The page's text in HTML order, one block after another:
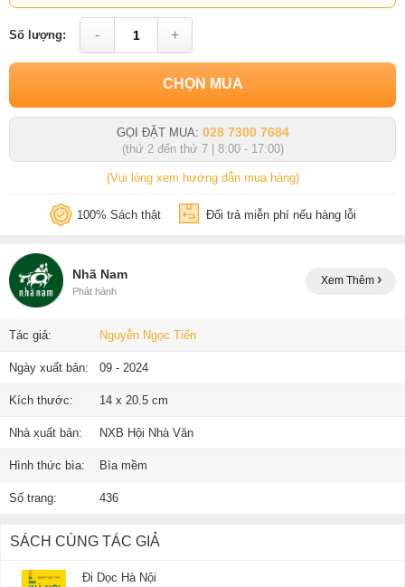
Số lượng: - +
CHỌN MUA
GỌI ĐẶT MUA: 028 7300 7684
(thứ 2 đến thứ 7 | 8:00 - 17:00)
(Vui lòng xem hướng dẫn mua hàng)
100% Sách thật Đổi trả miễn phí nếu hàng lỗi
Nhã Nam
Phát hành
Xem Thêm
Tác giả: Nguyễn Ngọc Tiến
Ngày xuất bản: 09 - 2024
Kích thước: 14 x 20.5 cm
Nhà xuất bản: NXB Hội Nhà Văn
Hình thức bìa: Bìa mềm
Số trang: 436
SÁCH CÙNG TÁC GIẢ
Đi Dọc Hà Nội